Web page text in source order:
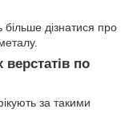
більше дізнатися про
по
за такими